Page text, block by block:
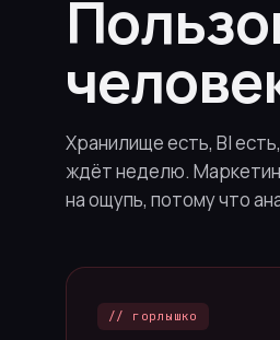
Хранилище есть, BI
ждёт неделю.
на ощупь, потому что
// горлышко